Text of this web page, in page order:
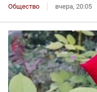
Общество вчера, 20:05